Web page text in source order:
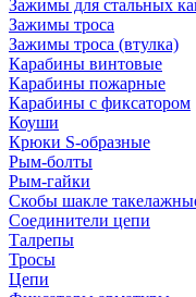
Зажимы для стальных
Зажимы троса
Зажимы троса (втулка)
Карабины винтовые
Карабины пожарные
Карабины с фиксатором
Коуши
Крюки S-образные
Рым-болты
Рым-гайки
Скобы шакле
Соединители цепи
Талрепы
Тросы
Цепи